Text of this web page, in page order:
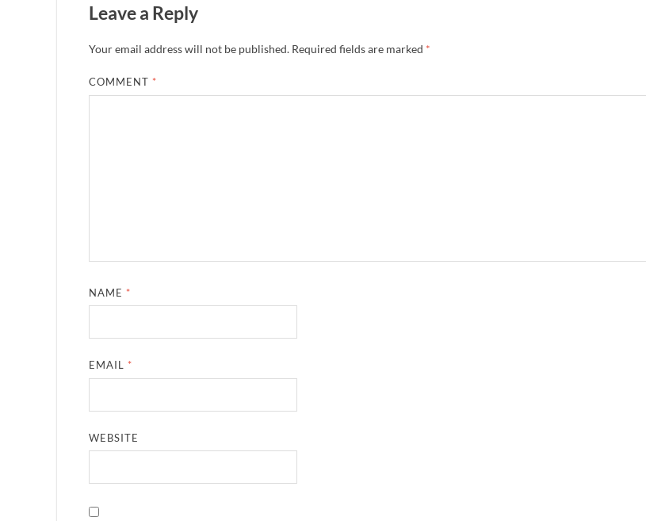
Leave a Reply
Your email address will not be published. Required fields are marked *
COMMENT *
NAME *
EMAIL *
WEBSITE